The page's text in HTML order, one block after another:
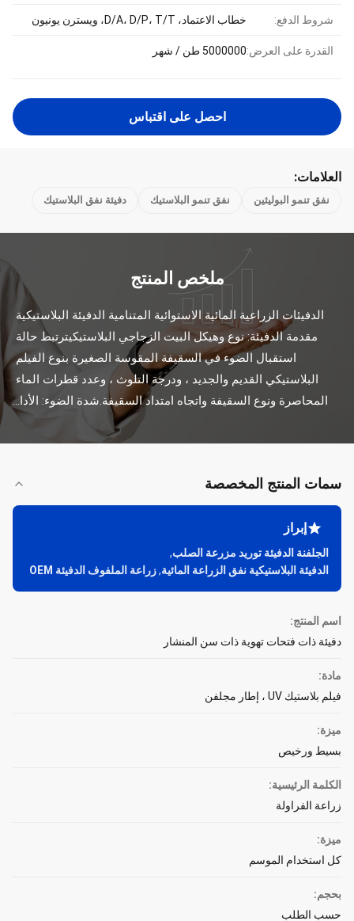
شروط الدفع: خطاب الاعتماد، D/A، D/P، T/T، ويسترن يونيون
القدرة على العرض:5000000 طن / شهر
احصل على اقتباس
العلامات:
نفق تنمو البوليثين نفق تنمو البلاستيك دفيئة نفق البلاستيك
ملخص المنتج
استقبال الضوء في السقيفة المقوسة الصغيرة بنوع الفيلم
المحاصرة ونوع السقيفة واتجاه امتداد السقيفة.شدة الضوء: الأدا...
سمات المنتج المخصصة
إبراز
الجلفنة الدفيئة توريد مزرعة الصلب,
الدفيئة البلاستيكية نفق الزراعة المائية,زراعة الملفوف الدفيئة OEM
اسم المنتج:
دفيئة ذات فتحات تهوية ذات سن المنشار
مادة:
فيلم بلاستيك UV ، إطار مجلفن
ميزة:
بسيط ورخيص
الكلمة الرئيسية:
زراعة الفراولة
ميزة:
كل استخدام الموسم
بحجم:
حسب الطلب